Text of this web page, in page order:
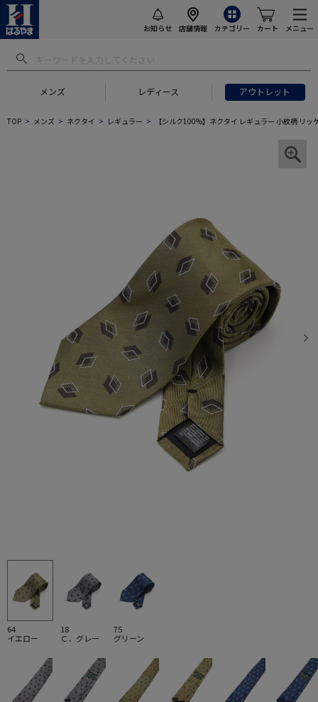
お知らせ 店舗情報 カテゴリー カート メニュー
メンズ レディース アウトレット
TOP メンズ ネクタイ レギュラー 【シルク100%】ネクタイ レギュラー 小紋柄 リ
64
イエロー
18
Ｃ．グレー
75
グリーン